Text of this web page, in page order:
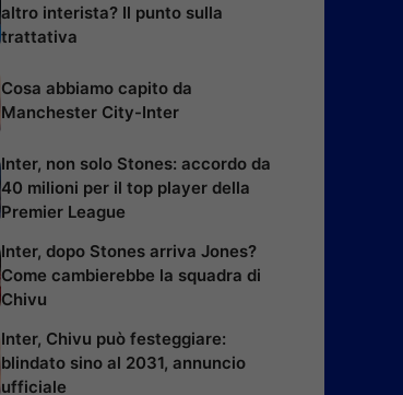
altro interista? Il punto sulla
trattativa
Cosa abbiamo capito da
Manchester City-Inter
Inter, non solo Stones: accordo da
40 milioni per il top player della
Premier League
Inter, dopo Stones arriva Jones?
Come cambierebbe la squadra di
Chivu
Inter, Chivu può festeggiare:
blindato sino al 2031, annuncio
ufficiale